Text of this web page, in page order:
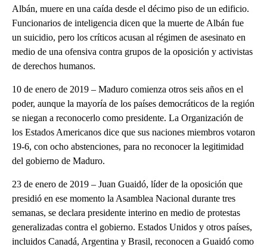
Albán, muere en una caída desde el décimo piso de un edificio.
Funcionarios de inteligencia dicen que la muerte de Albán fue
un suicidio, pero los críticos acusan al régimen de asesinato en
medio de una ofensiva contra grupos de la oposición y activistas
de derechos humanos.
10 de enero de 2019 – Maduro comienza otros seis años en el
poder, aunque la mayoría de los países democráticos de la región
se niegan a reconocerlo como presidente. La Organización de
los Estados Americanos dice que sus naciones miembros votaron
19-6, con ocho abstenciones, para no reconocer la legitimidad
del gobierno de Maduro.
23 de enero de 2019 – Juan Guaidó, líder de la oposición que
presidió en ese momento la Asamblea Nacional durante tres
semanas, se declara presidente interino en medio de protestas
generalizadas contra el gobierno. Estados Unidos y otros países,
incluidos Canadá, Argentina y Brasil, reconocen a Guaidó como